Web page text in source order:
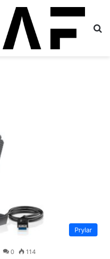
Prylar
0 114